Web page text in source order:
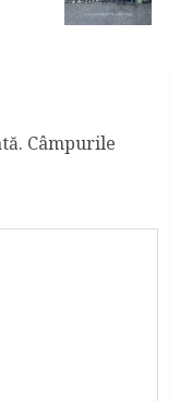
Câmpurile